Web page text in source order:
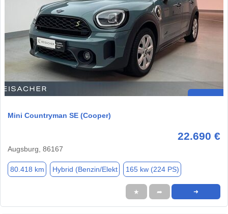
Mini Countryman SE (Cooper)
22.690 €
Augsburg, 86167
80.418 km Hybrid (Benzin/Elekt 165 kw (224 PS)
★ ➦ ➜